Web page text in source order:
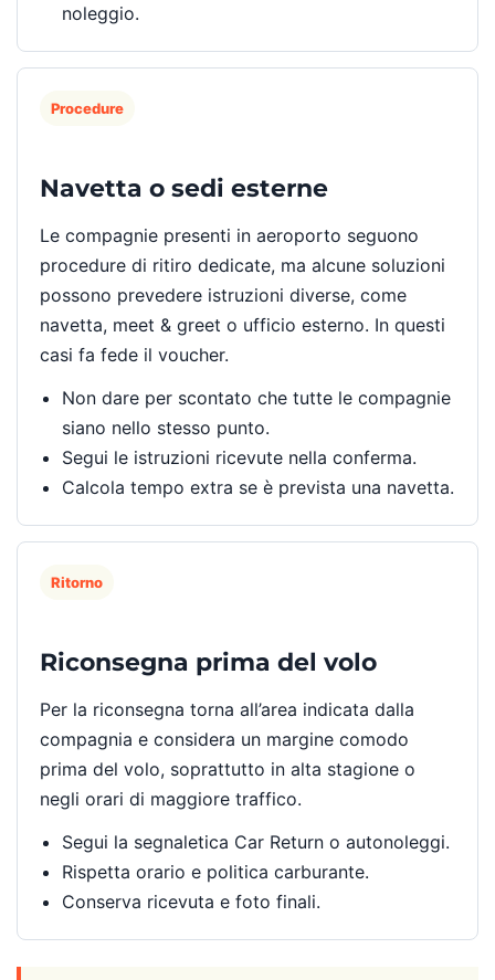
noleggio.
Procedure
Navetta o sedi esterne
Le compagnie presenti in aeroporto seguono
procedure di ritiro dedicate, ma alcune soluzioni
possono prevedere istruzioni diverse, come
navetta, meet & greet o ufficio esterno. In questi
casi fa fede il voucher.
Non dare per scontato che tutte le compagnie
siano nello stesso punto.
Segui le istruzioni ricevute nella conferma.
Calcola tempo extra se è prevista una navetta.
Ritorno
Riconsegna prima del volo
Per la riconsegna torna all’area indicata dalla
compagnia e considera un margine comodo
prima del volo, soprattutto in alta stagione o
negli orari di maggiore traffico.
Segui la segnaletica Car Return o autonoleggi.
Rispetta orario e politica carburante.
Conserva ricevuta e foto finali.